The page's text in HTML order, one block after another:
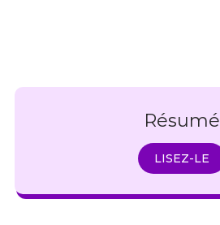
Résumé
LISEZ-LE